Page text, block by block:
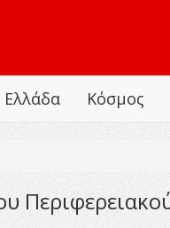
Ελλάδα Κόσμος